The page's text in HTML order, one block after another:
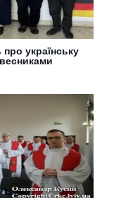
українську